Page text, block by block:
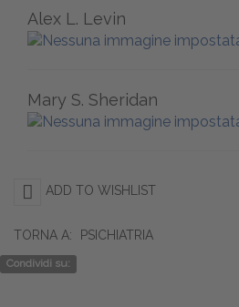
Alex L. Levin
Mary S. Sheridan
ADD TO WISHLIST
TORNA A: PSICHIATRIA
Condividi su: